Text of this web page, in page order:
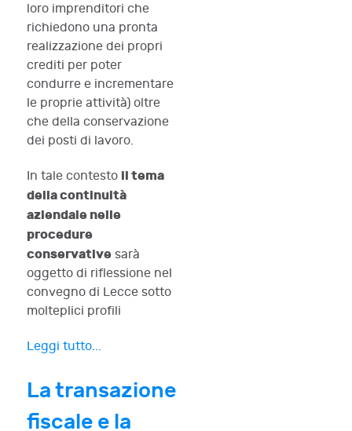
loro imprenditori che
richiedono una pronta
realizzazione dei propri
crediti per poter
condurre e incrementare
le proprie attività) oltre
che della conservazione
dei posti di lavoro.
In tale contesto il tema
della continuità
aziendale nelle
procedure
conservative sarà
oggetto di riflessione nel
convegno di Lecce sotto
molteplici profili
Leggi tutto...
La transazione
fiscale e la